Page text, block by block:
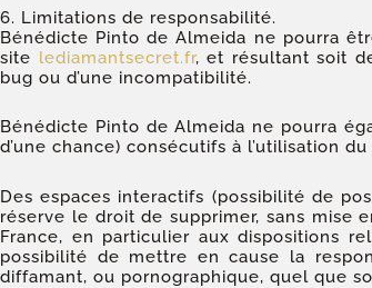
6. Limitations de responsabilité.
Bénédicte Pinto de Almeida ne pourra
site lediamantsecret.fr, et résultant soit
bug ou d’une incompatibilité.
Bénédicte Pinto de Almeida ne pourra
d’une chance) consécutifs à l’utilisation du
Des espaces interactifs (possibilité de
réserve le droit de supprimer, sans mise
France, en particulier aux dispositions
possibilité de mettre en cause la
diffamant, ou pornographique, quel que